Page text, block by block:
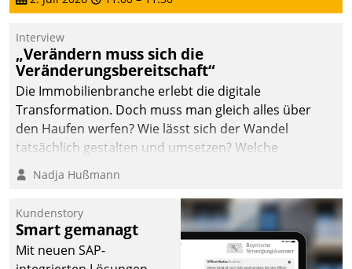
starke Grundlage für
intelligente,
datengestützte
Entscheidungen.
Interview
„Verändern muss sich die
Veränderungsbereitschaft“
Die Immobilienbranche erlebt die digitale
Transformation. Doch muss man gleich alles über
den Haufen werfen? Wie lässt sich der Wandel
tatsächlich gestalten und umsetzen? Welche
Argumente zählen wirklich?
Nadja Hußmann
Kundenstory
Smart gemanagt
Mit neuen SAP-